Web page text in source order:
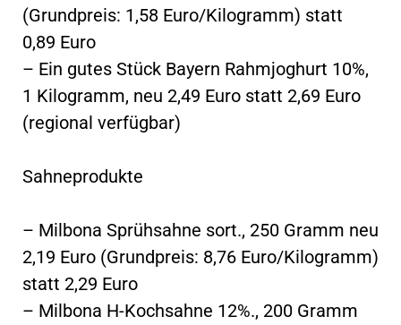
(Grundpreis: 1,58 Euro/Kilogramm) statt
0,89 Euro
– Ein gutes Stück Bayern Rahmjoghurt 10%,
1 Kilogramm, neu 2,49 Euro statt 2,69 Euro
(regional verfügbar)
Sahneprodukte
– Milbona Sprühsahne sort., 250 Gramm neu
2,19 Euro (Grundpreis: 8,76 Euro/Kilogramm)
statt 2,29 Euro
– Milbona H-Kochsahne 12%., 200 Gramm